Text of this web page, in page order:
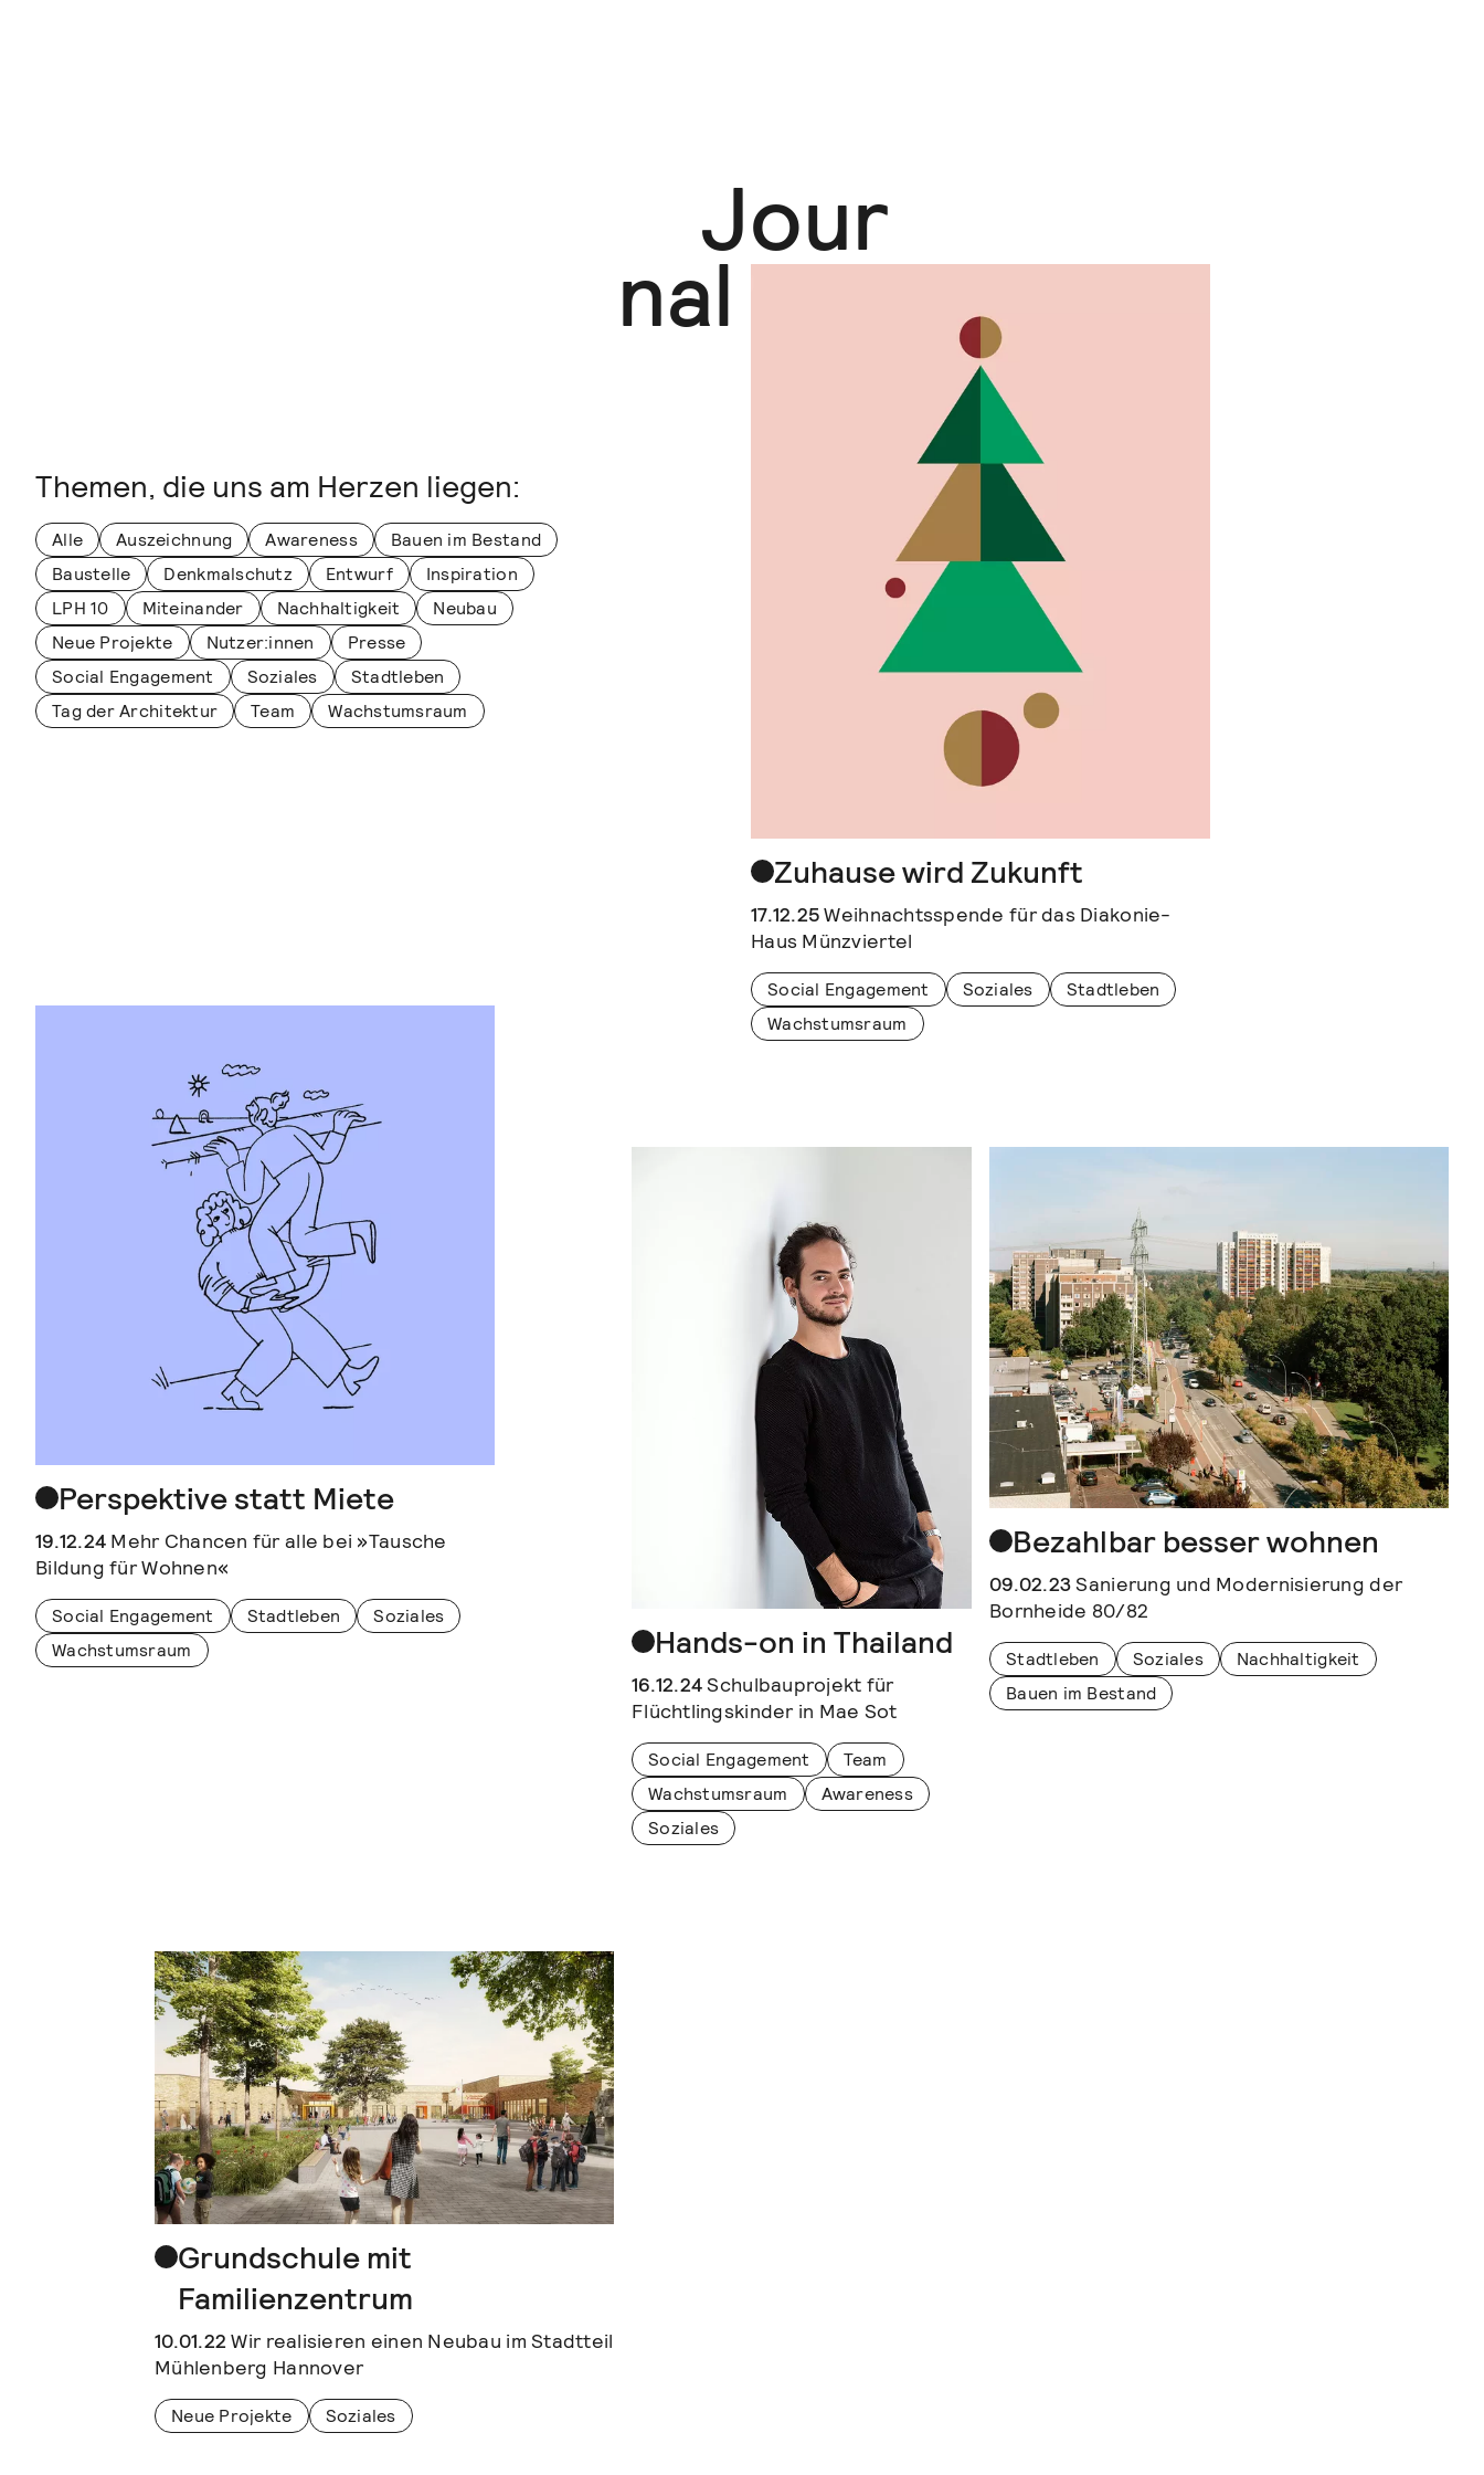
Themen, die uns am Herzen liegen:
Alle Auszeichnung Awareness
Bauen im Bestand
Baustelle
Denkmalschutz Entwurf
Inspiration
LPH 10
Miteinander Nachhaltigkeit
Neubau
Neue Projekte
Nutzer:innen
Presse
Social Engagement
Soziales
Stadtleben
Tag der Architektur
Team Wachstumsraum
Jour
nal
Zuhause wird Zukunft
17.12.25Weihnachtsspende für das Diakonie-
Haus Münzviertel
Social Engagement Soziales
Stadtleben
Wachstumsraum
Perspektive statt Miete
19.12.24 Mehr Chancen für alle bei »Tausche
Bildung für Wohnen«
Social Engagement Stadtleben
Soziales
Wachstumsraum
Hands-on in Thailand
16.12.24Schulbauprojekt für
Flüchtlingskinder in Mae Sot
Social Engagement
Team
Wachstumsraum
Awareness
Soziales
Bezahlbar besser wohnen
09.02.23Sanierung und Modernisierung der
Bornheide 80/82
Stadtleben Soziales
Nachhaltigkeit
Bauen im Bestand
Grundschule mit
Familienzentrum
10.01.22Wir realisieren einen Neubau im Stadtteil
Mühlenberg Hannover
Neue Projekte Soziales